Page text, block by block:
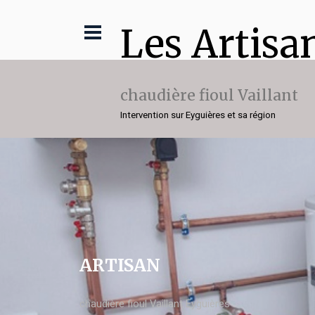
Les
chaudière fioul Vaillant
Intervention sur Eyguières et sa région
ARTISAN
chaudière fioul Vaillant Eyguières